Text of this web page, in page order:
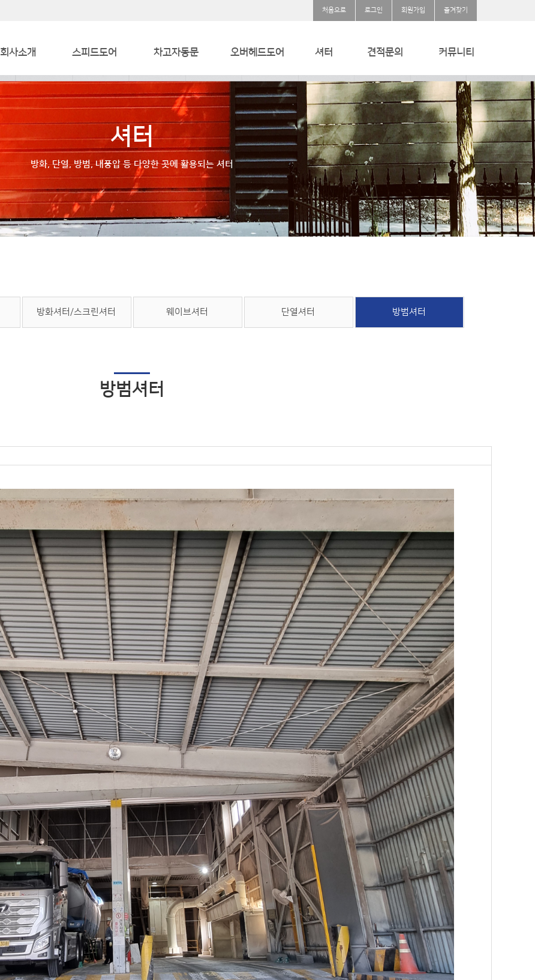
처음으로 로그인 회원가입 즐겨찾기
회사소개
인사말
인증서
오시는 길
스피드도어
대형자동문
호텔/생활시설
차고자동문
차고자동문
오버헤드도어
산업용
냉장도크씰
셔터
내풍압셔터
방폭셔터
방화셔터/스크린셔터
웨이브셔터
단열셔터
방범셔터
견적문의
견적문의
커뮤니티
공지사항
질문과답변
자유게시판
셔터
방화, 단열, 방범, 내풍압 등 다양한 곳에 활용되는 셔터
방화셔터/스크린셔터 웨이브셔터 단열셔터 방범셔터
방범셔터